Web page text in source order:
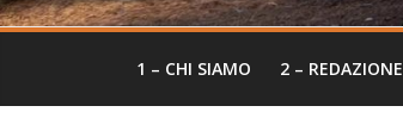
1 – CHI SIAMO 2 – REDAZIONE